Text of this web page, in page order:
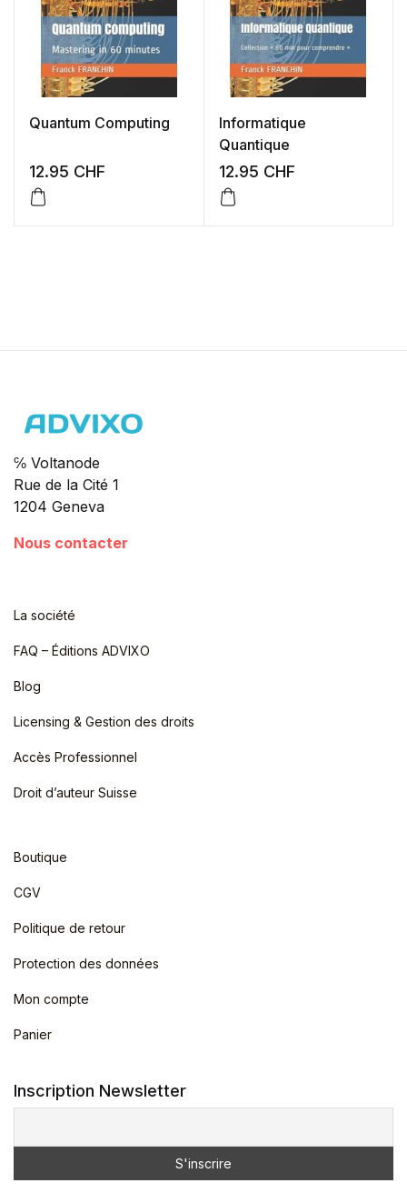
Quantum Computing
12.95 CHF
Informatique
Quantique
12.95 CHF
℅ Voltanode
Rue de la Cité 1
1204 Geneva
Nous contacter
La société
FAQ – Éditions ADVIXO
Blog
Licensing & Gestion des droits
Accès Professionnel
Droit d’auteur Suisse
Boutique
CGV
Politique de retour
Protection des données
Mon compte
Panier
Inscription Newsletter